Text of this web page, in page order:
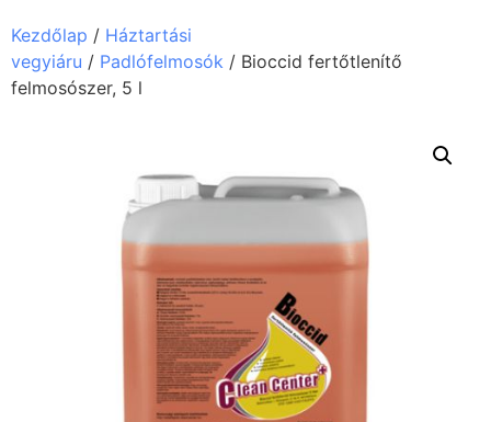
Kezdőlap / Háztartási
vegyiáru / Padlófelmosók / Bioccid fertőtlenítő
felmosószer, 5 l